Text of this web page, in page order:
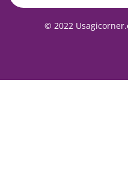
© 2022